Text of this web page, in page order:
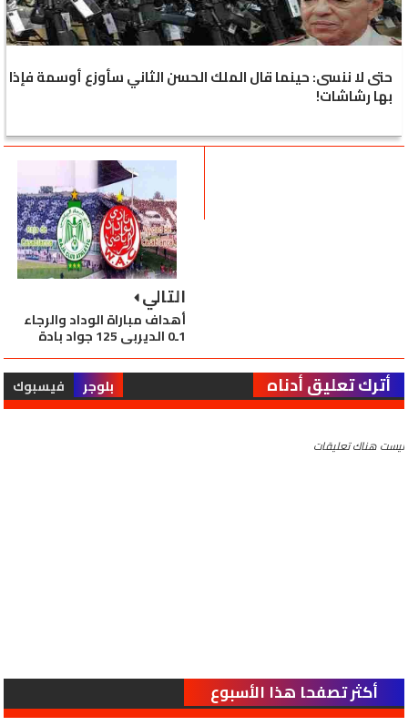
حتى لا ننسى: حينما قال الملك الحسن الثاني سأوزع أوسمة فإذا
بها رشاشات!
التالي
أهداف مباراة الوداد والرجاء
1ـ0 الديربي 125 جواد بادة
أترك تعليق أدناه بلوجر فيسبوك
ليست هناك تعليقات
أكثر تصفحا هذا الأسبوع